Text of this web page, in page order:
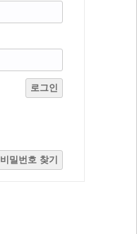
로그인
비밀번호 찾기